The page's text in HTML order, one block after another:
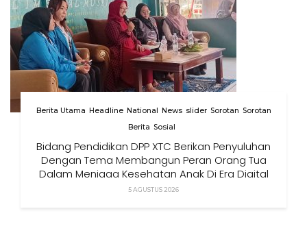
Berita Utama Headline National News slider Sorotan Sorotan
Berita Sosial
Bidang Pendidikan DPP XTC Berikan Penyuluhan
Dengan Tema Membangun Peran Orang Tua
Dalam Menjaga Kesehatan Anak Di Era Digital
5 AGUSTUS 2026